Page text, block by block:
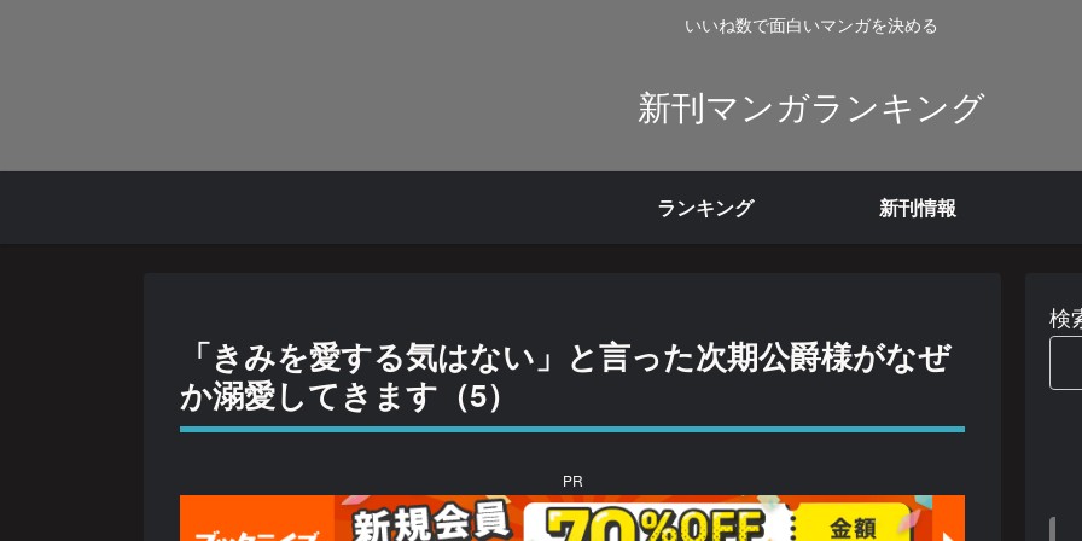
いいね数で面白いマンガを決める
新刊マンガランキング
ランキング 新刊情報
「きみを愛する気はない」と言った次期公爵様がなぜ
か溺愛してきます（5）
PR
検